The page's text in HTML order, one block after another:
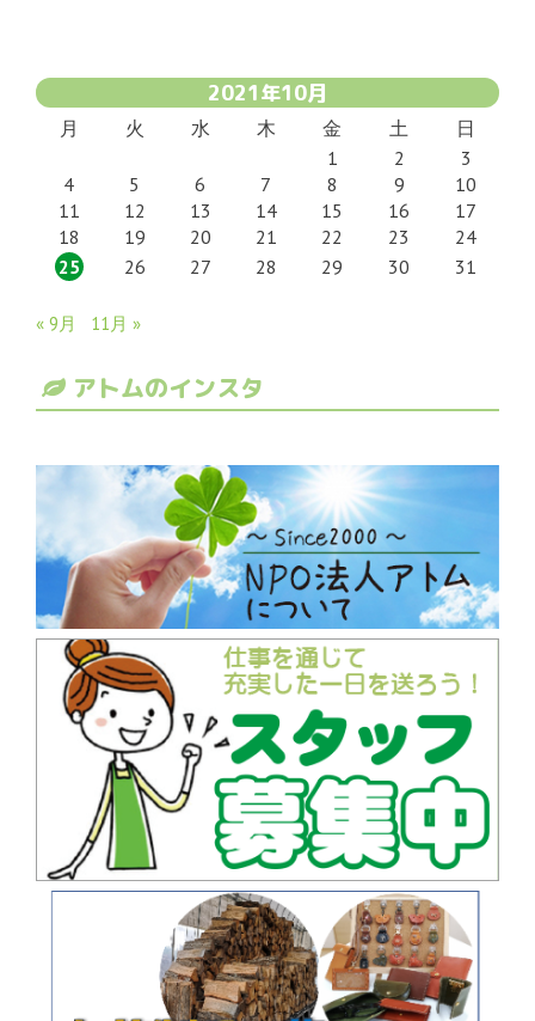
2021年10月
月 火 水 木 金 土 日
1 2
3
4
5 6 7 8 9
10
11
12 13 14 15 16
17
18
19 20 21 22 23
24
25
26 27 28 29 30 31
« 9月 11月 »
アトムのインスタ